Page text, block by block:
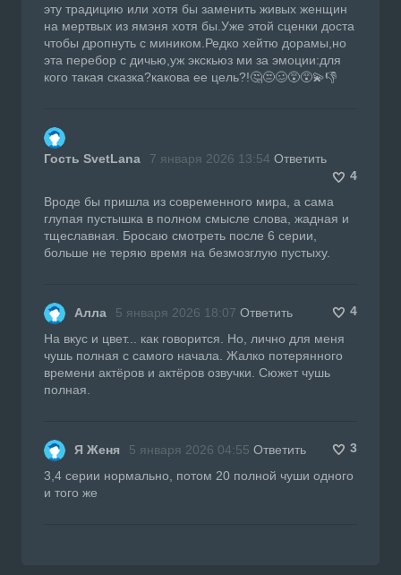
эту традицию или хотя бы заменить живых женщин
на мертвых из ямэня хотя бы.Уже этой сценки доста
чтобы дропнуть с миником.Редко хейтю дорамы,но
эта перебор с дичью,уж экскьюз ми за эмоции:для
кого такая сказка?какова ее цель?!🤔😒🥴😵😵‍💫👎
Гость SvetLana 7 января 2026 13:54 Ответить
4
Вроде бы пришла из современного мира, а сама
глупая пустышка в полном смысле слова, жадная и
тщеславная. Бросаю смотреть после 6 серии,
больше не теряю время на безмозглую пустыху.
Алла 5 января 2026 18:07 Ответить
4
На вкус и цвет... как говорится. Но, лично для меня
чушь полная с самого начала. Жалко потерянного
времени актёров и актёров озвучки. Сюжет чушь
полная.
Я Женя 5 января 2026 04:55 Ответить
3
3,4 серии нормально, потом 20 полной чуши одного
и того же